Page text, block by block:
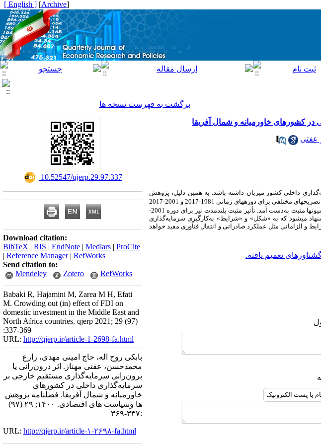
[
Archive
]
[ English ]
برگشت به فهرست نسخه ها
در کشورهای خاورمیانه و شمال آفریقا
عفتی
داخلی کشور میزبان داشته باشد. به همین دلیل، پژوهش
بر سرمایه‏گذاری داخلی را در دو گروه کشور با درآمد بالا و پایین منا بررسی می‏کند. تصریح‏های مختلفی برای دوره‏های زمانی 1981-2017 و 2001-2017
بر سرمایه‏گذاری داخلی در همه رگرسیون‏ها مثبت به‌دست آمد. تأثیر مثبت بلندمدت نیز برای دوره 2001-
نبود. برای تقویت اثر مثبت پیشنهاد می‏شود که به «شکل» و «شرایط» به‌کارگیری سرمایه‌گذاری‌
الزاماتی مثل عملکرد صادراتی و انتقال فن‏آوری مفید خواهد
تعمیم یافته.
‎ 10.52547/qjerp.29.97.337
Download citation:
BibTeX | RIS | EndNote | Medlars | ProCite
| Reference Manager| RefWorks
Send citation to:
Mendeley
Zotero RefWorks
Babaki R, Hajamini M, Zarea M H, Efati
M. Crowding out (in) effect of FDI on
domestic investment in the Middle East and
North Africa countries. qjerp 2021; 29 (97)
:337-369
URL: http://qjerp.ir/article-1-2698-fa.html
بابکی روح اله، حاج امینی مهدی، زارع
محمدحسن، عفتی مهناز. اثر درون‌رانی یا
برون‌رانی سرمایه‌گذاری مستقیم خارجی بر
سرمایه‌گذاری داخلی در کشورهای
خاورمیانه و شمال آفریقا. فصلنامه پژوهش
ها وسیاست های اقتصادی. ۱۴۰۰; ۲۹ (۹۷)
:۳۳۷-۳۶۹
URL: http://qjerp.ir/article-۱-۲۶۹۸-fa.html